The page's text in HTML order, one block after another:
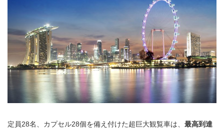
定員28名、カプセル28個を備え付けた超巨大観覧車は、 最高到達